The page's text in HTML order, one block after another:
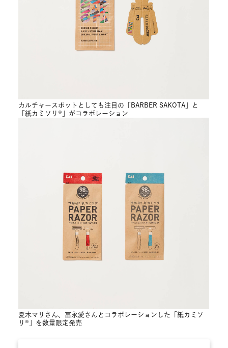
カルチャースポットとしても注目の「BARBER SAKOTA」と
「紙カミソリ®」がコラボレーション
夏木マリさん、冨永愛さんとコラボレーションした「紙カミソ
リ®」を数量限定発売